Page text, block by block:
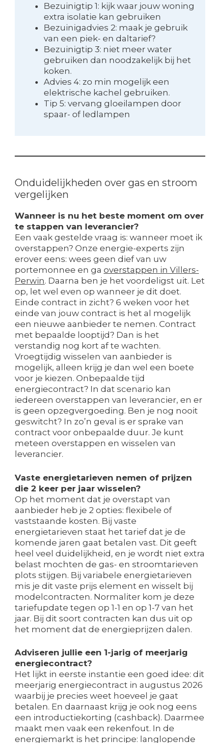
Bezuinigtip 1: kijk waar jouw woning
extra isolatie kan gebruiken
Bezuinigadvies 2: maak je gebruik
van een piek- en daltarief?
Bezuinigtip 3: niet meer water
gebruiken dan noodzakelijk bij het
koken.
Advies 4: zo min mogelijk een
elektrische kachel gebruiken.
Tip 5: vervang gloeilampen door
spaar- of ledlampen
Onduidelijkheden over gas en stroom
vergelijken
Wanneer is nu het beste moment om over
te stappen van leverancier?
Een vaak gestelde vraag is: wanneer moet ik
overstappen? Onze energie-experts zijn
erover eens: wees geen dief van uw
portemonnee en ga overstappen in Villers-
Perwin. Daarna ben je het voordeligst uit. Let
op, let wel even op wanneer je dit doet.
Einde contract in zicht? 6 weken voor het
einde van jouw contract is het al mogelijk
een nieuwe aanbieder te nemen. Contract
met bepaalde looptijd? Dan is het
verstandig nog kort af te wachten.
Vroegtijdig wisselen van aanbieder is
mogelijk, alleen krijg je dan wel een boete
voor je kiezen. Onbepaalde tijd
energiecontract? In dat scenario kan
iedereen overstappen van leverancier, en er
is geen opzegvergoeding. Ben je nog nooit
geswitcht? In zo’n geval is er sprake van
contract voor onbepaalde duur. Je kunt
meteen overstappen en wisselen van
leverancier.
Vaste energietarieven nemen of prijzen
die 2 keer per jaar wisselen?
Op het moment dat je overstapt van
aanbieder heb je 2 opties: flexibele of
vaststaande kosten. Bij vaste
energietarieven staat het tarief dat je de
komende jaren gaat betalen vast. Dit geeft
heel veel duidelijkheid, en je wordt niet extra
belast mochten de gas- en stroomtarieven
plots stijgen. Bij variabele energietarieven
mis je dit vaste prijs element en wisselt bij
modelcontracten. Normaliter kom je deze
tariefupdate tegen op 1-1 en op 1-7 van het
jaar. Bij dit soort contracten kan dus uit op
het moment dat de energieprijzen dalen.
Adviseren jullie een 1-jarig of meerjarig
energiecontract?
Het lijkt in eerste instantie een goed idee: dit
meerjarig energiecontract in augustus 2026
waarbij je precies weet hoeveel je gaat
betalen. En daarnaast krijg je ook nog eens
een introductiekorting (cashback). Daarmee
maakt men vaak een rekenfout. In de
energiemarkt is het principe: langlopende